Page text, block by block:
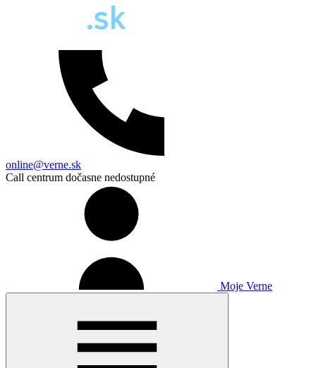
online@verne.sk
Call centrum dočasne nedostupné
Moje Verne